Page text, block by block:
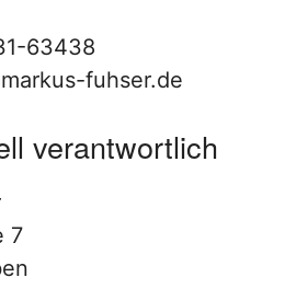
63438
fuhser.de
verantwortlich
7